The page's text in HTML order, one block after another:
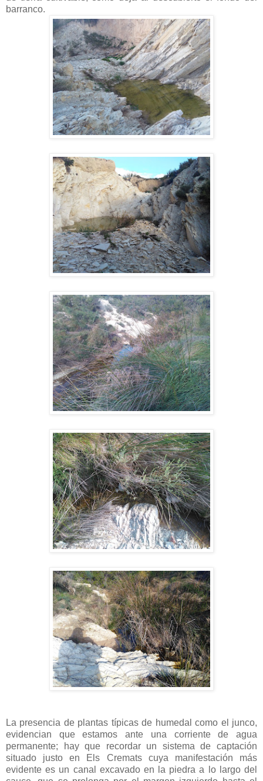
barranco.
La presencia de plantas típicas de humedal como el junco,
evidencian que estamos ante una corriente de agua
permanente; hay que recordar un sistema de captación
situado justo en Els Cremats cuya manifestación más
evidente es un canal excavado en la piedra a lo largo del